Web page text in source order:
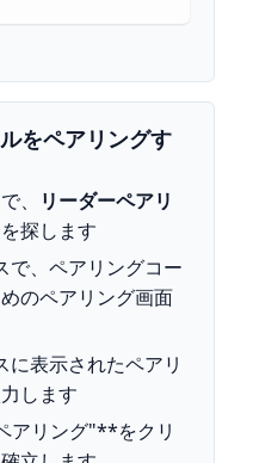
をペアリングす
、
リーダーペアリ
探します
で、ペアリングコー
のペアリング画面
表示されたペアリ
します
アリング"**をクリ